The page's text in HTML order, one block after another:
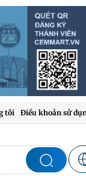
tôi Điều khoản sử